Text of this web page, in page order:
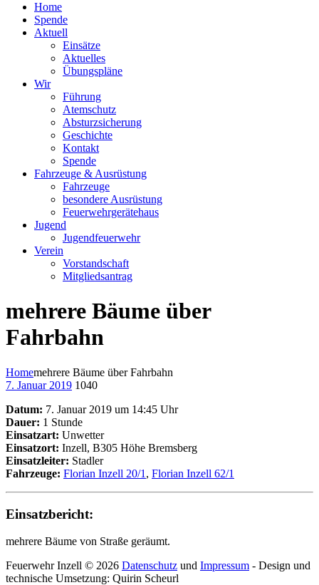
Home
Spende
Aktuell
Einsätze
Aktuelles
Übungspläne
Wir
Führung
Atemschutz
Absturzsicherung
Geschichte
Kontakt
Spende
Fahrzeuge & Ausrüstung
Fahrzeuge
besondere Ausrüstung
Feuerwehrgerätehaus
Jugend
Jugendfeuerwehr
Verein
Vorstandschaft
Mitgliedsantrag
mehrere Bäume über
Fahrbahn
Homemehrere Bäume über Fahrbahn
7. Januar 2019 1040
Datum: 7. Januar 2019 um 14:45 Uhr
Dauer: 1 Stunde
Einsatzart: Unwetter
Einsatzort: Inzell, B305 Höhe Bremsberg
Einsatzleiter: Stadler
Fahrzeuge: Florian Inzell 20/1 , Florian Inzell 62/1
Einsatzbericht:
mehrere Bäume von Straße geräumt.
Feuerwehr Inzell © 2026 Datenschutz und Impressum - Design und
technische Umsetzung: Quirin Scheurl